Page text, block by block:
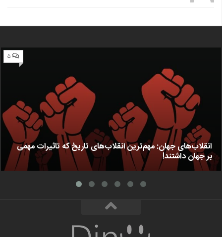
۵
انقلاب‌های جهان: مهم‌ترین انقلاب‌های تاریخ که تاثیرات مهمی
بر جهان داشتند!